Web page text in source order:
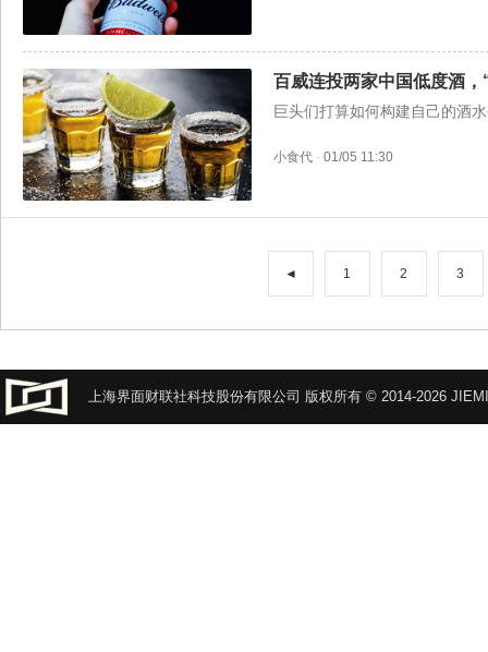
百威连投两家中国低度酒
巨头们打算如何构建自己的酒
小食代 · 01/05 11:30
◄ 1 2 3
上海界面财联社科技股份有限公司 版权所有 © 2014-2026